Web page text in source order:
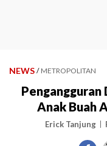
NEWS / METROPOLITAN
Anak Buah
Erick Tanjung